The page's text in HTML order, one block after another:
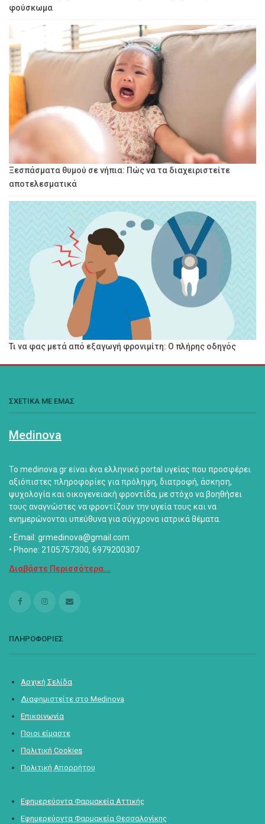
φούσκωμα
Ξεσπάσματα θυμού σε νήπια: Πώς να τα διαχειριστείτε
αποτελεσματικά
Τι να φας μετά από εξαγωγή φρονιμίτη: Ο πλήρης οδηγός
ΣΧΕΤΙΚΑ ΜΕ ΕΜΑΣ
Medinova
Το medinova.gr είναι ένα ελληνικό portal υγείας που προσφέρει
αξιόπιστες πληροφορίες για πρόληψη, διατροφή, άσκηση,
ψυχολογία και οικογενειακή φροντίδα, με στόχο να βοηθήσει
τους αναγνώστες να φροντίζουν την υγεία τους και να
ενημερώνονται υπεύθυνα για σύγχρονα ιατρικά θέματα.
• Email: grmedinova@gmail.com
• Phone: 2105757300, 6979200307
Διαβάστε Περισσότερα...
ΠΛΗΡΟΦΟΡΙΕΣ
Αρχική Σελίδα
Διαφημιστείτε στο Medinova
Επικοινωνία
Ποιοι είμαστε
Πολιτική Cookies
Πολιτική Απορρήτου
Εφημερεύοντα Φαρμακεία Αττικής
Εφημερεύοντα Φαρμακεία Θεσσαλονίκης